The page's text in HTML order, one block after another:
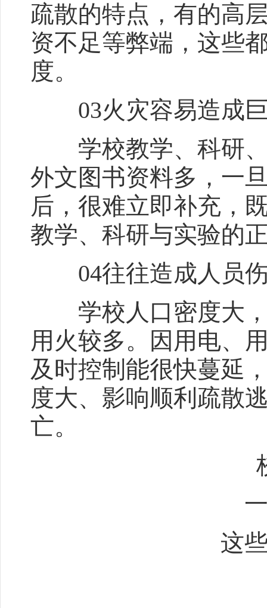
疏散的特点，有的高
资不足等弊端，这些
度。
03火灾容易造成巨
学校教学、科研、
外文图书资料多，一
后，很难立即补充，
教学、科研与实验的
04往往造成人员伤
学校人口密度大，
用火较多。因用电、
及时控制能很快蔓延
度大、影响顺利疏散
亡。
这